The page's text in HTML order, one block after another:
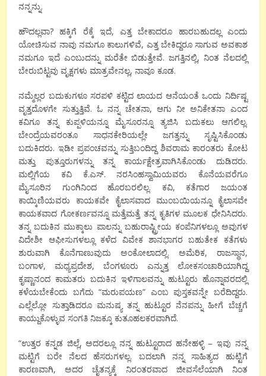
ನನ್ನನ್ನು.
ಹೌದಲ್ಲವಾ? ಹಕ್ಕಿಗೆ ರೆಕ್ಕೆ ಇದೆ, ಎತ್ತ ಬೇಕಾದರೂ ಹಾರಬಹುದಲ್ಲ ಎಂದು
ಯೋಚಿಸುವ ನಾವು ನಮಗೂ ಕಾಲುಗಳಿವೆ, ಎತ್ತ ಬೇಕಿದ್ದರೂ ಸಾಗುವ ಅವಕಾಶ
ನಮಗೂ ಇದೆ ಎಂಬುದನ್ನು ಮರೆತೇ ಬಿಡುತ್ತೇವೆ. ಜಗತ್ತಿನಲ್ಲಿ, ನಿಂತ ನೆಲದಲ್ಲಿ
ಬೇರುಬಿಟ್ಟವು ವೃಕ್ಷಗಳು ಮಾತ್ರವೇನಲ್ಲ, ನಾವೂ ಕೂಡ.
ನಮ್ಮೆಲ್ಲರ ಬದುಕುಗಳೂ ಸರಪಳಿ ಕಟ್ಟಿದ ಲಾಯದ ಆನೆಯಂತೆ ಒಂದು ನಿರ್ದಿಷ್ಟ
ವೃತ್ತದೊಳಗೇ ಸುತ್ತುತ್ತಿವೆ. ಓ ನನ್ನ ಚೇತನಾ, ಆಗು ನೀ ಅನಿಕೇತನಾ ಎಂದ
ಕವಿಗೂ ತನ್ನ ಕುಪ್ಪಳಿಯನ್ನೂ ಮೈಸೂರನ್ನೂ ತ್ಯಜಿಸಿ ಬದುಕಲು ಆಗಲಿಲ್ಲ.
ಬೇಂದ್ರೆಯವರಂತೂ ಸಾಧನಕೇರಿಯಲ್ಲೇ ಜಗತ್ತನ್ನು ಸೃಷ್ಟಿಸಿಕೊಂಡು
ಬದುಕಿದರು. ಇಡೀ ಪ್ರಪಂಚವನ್ನು ಸುತ್ತಿಬಂದಿದ್ದ ಶಿವರಾಮ ಕಾರಂತರು ಕೋಟ
ಮತ್ತು ಪುತ್ತೂರುಗಳನ್ನು ತನ್ನ ಕಾರ್ಯಕ್ಷೇತ್ರವಾಗಿಸಿಕೊಂಡು ದುಡಿದರು.
ಮಲ್ಲಿಗೆಯ ಕವಿ ಕೆ.ಎಸ್. ನರಸಿಂಹಸ್ವಾಮಿಯವರು ಕೊನೆಯವರೆಗೂ
ಮೈಸೂರಿನ ಗುಂಗಿನಿಂದ ಹೊರಬರಲಿಲ್ಲ. ಕವಿ, ಕತೆಗಾರ ಜಯಂತ
ಕಾಯ್ಕಿಣಿಯವರು ಕಾಯಕವೇ ಕೈಲಾಸವಾದ ಮುಂಬಯಿಯನ್ನೂ ಕೈಲಾಸವೇ
ಕಾಯಕವಾದ ಗೋಕರ್ಣವನ್ನೂ ಮತ್ತೆಮತ್ತೆ ತನ್ನ ಕೃತಿಗಳ ಮೂಲಕ ಧೇನಿಸಿದರು.
ತನ್ನ ಬದುಕಿನ ಮುಕ್ಕಾಲು ಪಾಲನ್ನು ಬಹುರಾಷ್ಟ್ರೀಯ ಕಂಪೆನಿಗಳಲ್ಲೂ ಅವುಗಳ
ವಿದೇಶೀ ಆಫೀಸುಗಳಲ್ಲೂ ಕಳೆದ ವಿವೇಕ ಶಾನಭಾಗರ ಬಹುತೇಕ ಕತೆಗಳು
ಶುರುವಾಗಿ ಕೊನೆಗಾಣುವುದು ಅಂಕೋಲಾದಲ್ಲಿ. ಅಮೆರಿಕ, ರಾಜಸ್ಥಾನ,
ಬಂಗಾಳ, ಮಧ್ಯಪ್ರದೇಶ, ಬೆಂಗಳೂರು ಎನ್ನುತ್ತ ಲೋಕಸಂಚಾರಿಯಾಗಿದ್ದ
ಕೃಷ್ಣಾನಂದ ಕಾಮತರು ಬದುಕಿನ ಇಳಿಗಾಲವನ್ನು ಹುಟ್ಟೂರು ಹೊನ್ನಾವರದಲ್ಲಿ
ಕಳೆಯಬೇಕೆಂದು ಬಗೆದು “ಮರುಪಯಣ” ಎಂಬ ಪುಸ್ತಕವನ್ನೇ ಬರೆದಿದ್ದರು.
ಎಲ್ಲೆಲ್ಲೋ ಸುತ್ತಾಡಿದರೂ ಮನುಷ್ಯ ತನ್ನ ಹುಟ್ಟೂರ ನೆನಪನ್ನು ಹೀಗೆ ಬೆಚ್ಚಗೆ
ಕಾಯ್ದುಕೊಳ್ಳುವ ಸಂಗತಿ ನಿಜಕ್ಕೂ ಕುತೂಹಲಕರವಾಗಿದೆ.
“ಉತ್ತರ ಕನ್ನಡ ಜಿಲ್ಲೆ, ಅದರಲ್ಲೂ ನನ್ನ ಹುಟ್ಟೂರಾದ ಹನೇಹಳ್ಳಿ – ಇವು ನನ್ನ
ಮಟ್ಟಿಗೆ ಬರೇ ನೆಲದ ಹೆಸರುಗಳಲ್ಲ. ಬದಲಾಗಿ ನನ್ನ ಸಾಹಿತ್ಯದ ಹುಟ್ಟಿಗೆ
ಕಾರಣವಾಗಿ, ಅದರ ಚೈತನ್ಯಕ್ಕೆ ನಿರಂತರವಾದ ಜೀವಸೆಲೆಯಾಗಿ ನಿಂತ